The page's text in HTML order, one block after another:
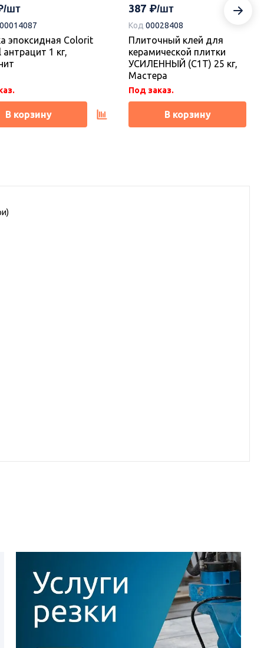
эпоксидная Colorit
антрацит 1 кг,
В корзину
387
Код 00028408
Плиточный клей для
керамической плитки
УСИЛЕННЫЙ (С1Т) 25 кг,
Мастера
Под заказ.
В корзину